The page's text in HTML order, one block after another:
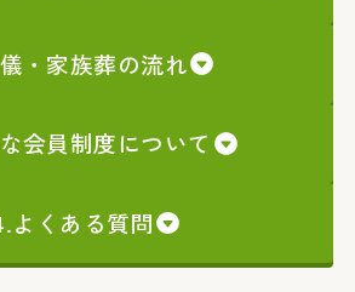
・家族葬の流れ
会員制度について
よくある質問